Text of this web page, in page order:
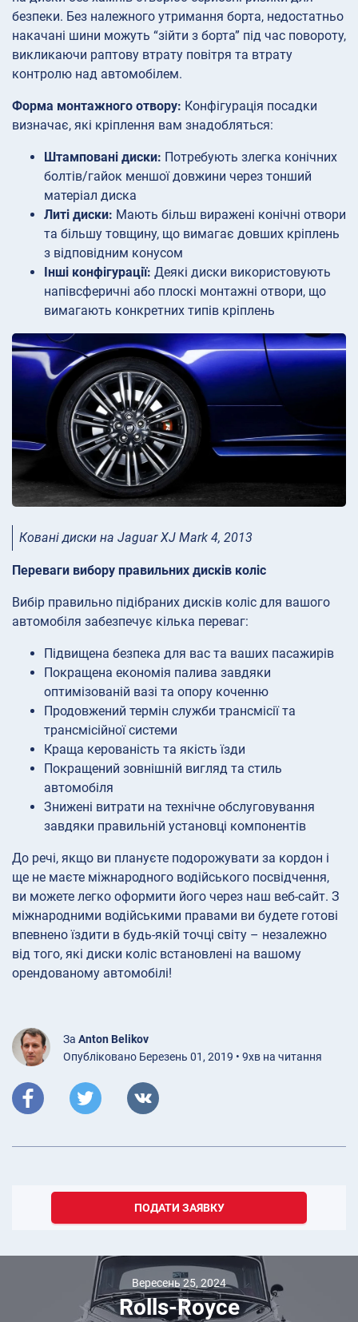
безпеки. Без належного утримання борта, недостатньо
накачані шини можуть “зійти з борта” під час повороту,
викликаючи раптову втрату повітря та втрату
контролю над автомобілем.
Форма монтажного отвору: Конфігурація посадки
визначає, які кріплення вам знадобляться:
Штамповані диски: Потребують злегка конічних
болтів/гайок меншої довжини через тонший
матеріал диска
Литі диски: Мають більш виражені конічні отвори
та більшу товщину, що вимагає довших кріплень
з відповідним конусом
Інші конфігурації: Деякі диски використовують
напівсферичні або плоскі монтажні отвори, що
вимагають конкретних типів кріплень
Ковані диски на Jaguar XJ Mark 4, 2013
Переваги вибору правильних дисків коліс
Вибір правильно підібраних дисків коліс для вашого
автомобіля забезпечує кілька переваг:
Підвищена безпека для вас та ваших пасажирів
Покращена економія палива завдяки
оптимізованій вазі та опору коченню
Продовжений термін служби трансмісії та
трансмісійної системи
Краща керованість та якість їзди
Покращений зовнішній вигляд та стиль
автомобіля
Знижені витрати на технічне обслуговування
завдяки правильній установці компонентів
До речі, якщо ви плануєте подорожувати за кордон і
ще не маєте міжнародного водійського посвідчення,
ви можете легко оформити його через наш веб-сайт. З
міжнародними водійськими правами ви будете готові
впевнено їздити в будь-якій точці світу – незалежно
від того, які диски коліс встановлені на вашому
орендованому автомобілі!
За Anton Belikov
Опубліковано Березень 01, 2019 • 9хв на читання
ПОДАТИ ЗАЯВКУ
Вересень 25, 2024
Rolls-Royce